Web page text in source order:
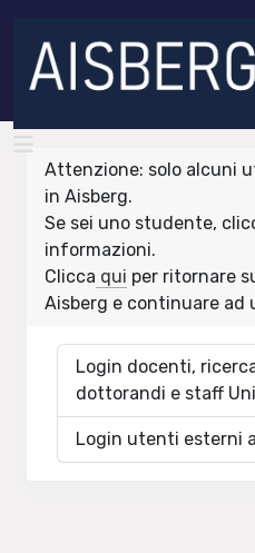
Attenzione: solo alcuni
in Aisberg.
Se sei uno studente,
informazioni.
Clicca qui per ritornare
Aisberg e continuare ad
Login docenti,
dottorandi e staff
Login utenti esterni